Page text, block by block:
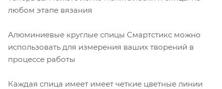
любом этапе вязания
Алюминиевые круглые спицы Смартстикс можно
использовать для измерения ваших творений в
процессе работы
Каждая спица имеет имеет четкие цветные линии